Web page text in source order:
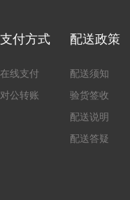
支付方式
在线支付
对公转账
配送政策
配送须知
验货签收
配送说明
配送答疑